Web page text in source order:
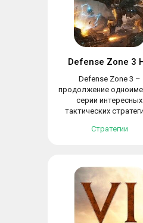
Defense Zone 3
Defense Zone 3 –
продолжение
серии интересных
тактических
Стратегии